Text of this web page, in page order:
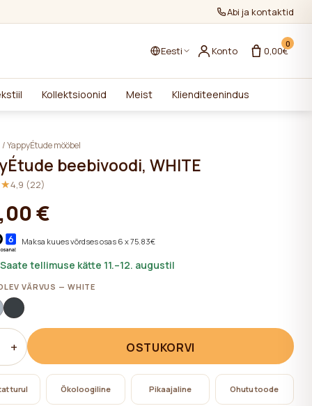
Abi ja kontaktid
Eesti Konto
0
0,00€
Kollektsioonid Meist Klienditeenindus
/YappyÉtude mööbel
beebivoodi, WHITE
4,9 (22)
€
Maksa kuues võrdses osas 6 x 75.83€
Saate tellimuse kätte 11.–12. augustil
VÄRVUS — WHITE
+ OSTUKORVI
turul Ökoloogiline Pikaajaline Ohutu toode